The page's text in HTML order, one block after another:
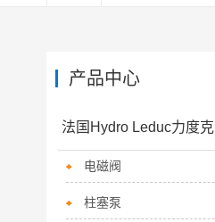
产品中心
法国Hydro Leduc力度克
电磁阀
柱塞泵